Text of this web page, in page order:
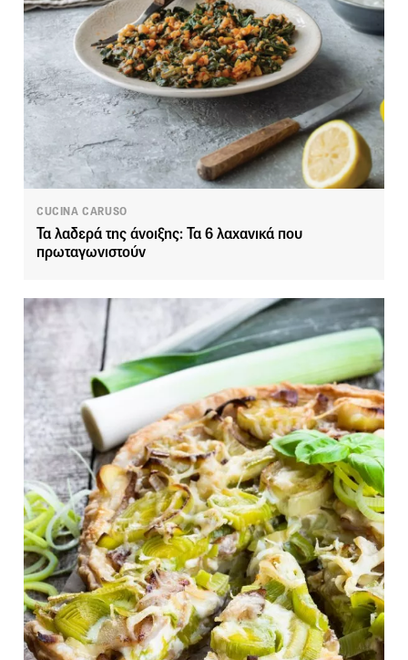
CUCINA CARUSO
Τα λαδερά της άνοιξης: Τα 6 λαχανικά που
πρωταγωνιστούν